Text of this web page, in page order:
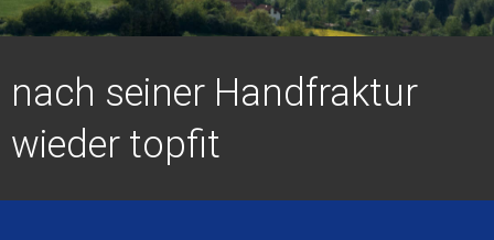
nach seiner Handfraktur
wieder topfit